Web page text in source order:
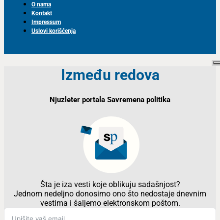
O nama
Kontakt
Impressum
Uslovi korišćenja
Između redova
Njuzleter portala Savremena politika
Šta je iza vesti koje oblikuju sadašnjost?
Jednom nedeljno donosimo ono što nedostaje dnevnim
vestima i šaljemo elektronskom poštom.